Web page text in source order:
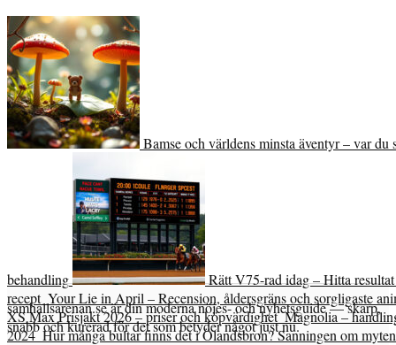
Bamse och världens minsta äventyr – var du
behandling
Rätt V75-rad idag – Hitta
recept Your Lie in April – Recension, åldersgräns och sorgligaste
XS Max Prisjakt 2026 – priser och köpvärdighet Magnolia –
2024 Hur många bultar finns det i Ölandsbron? Sanningen om myten
samhallsarenan.se är din moderna nöjes- och nyhetsguide — skarp,
snabb och kurerad för det som betyder något just nu.